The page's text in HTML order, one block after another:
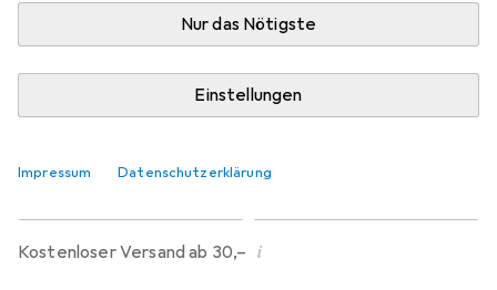
Nur das Nötigste
Einstellungen
Impressum Datenschutzerklärung
Fr, 14.8. geliefert
Lieferort angeben für genaue Lieferzeit
Kostenloser Versand ab 30,– i